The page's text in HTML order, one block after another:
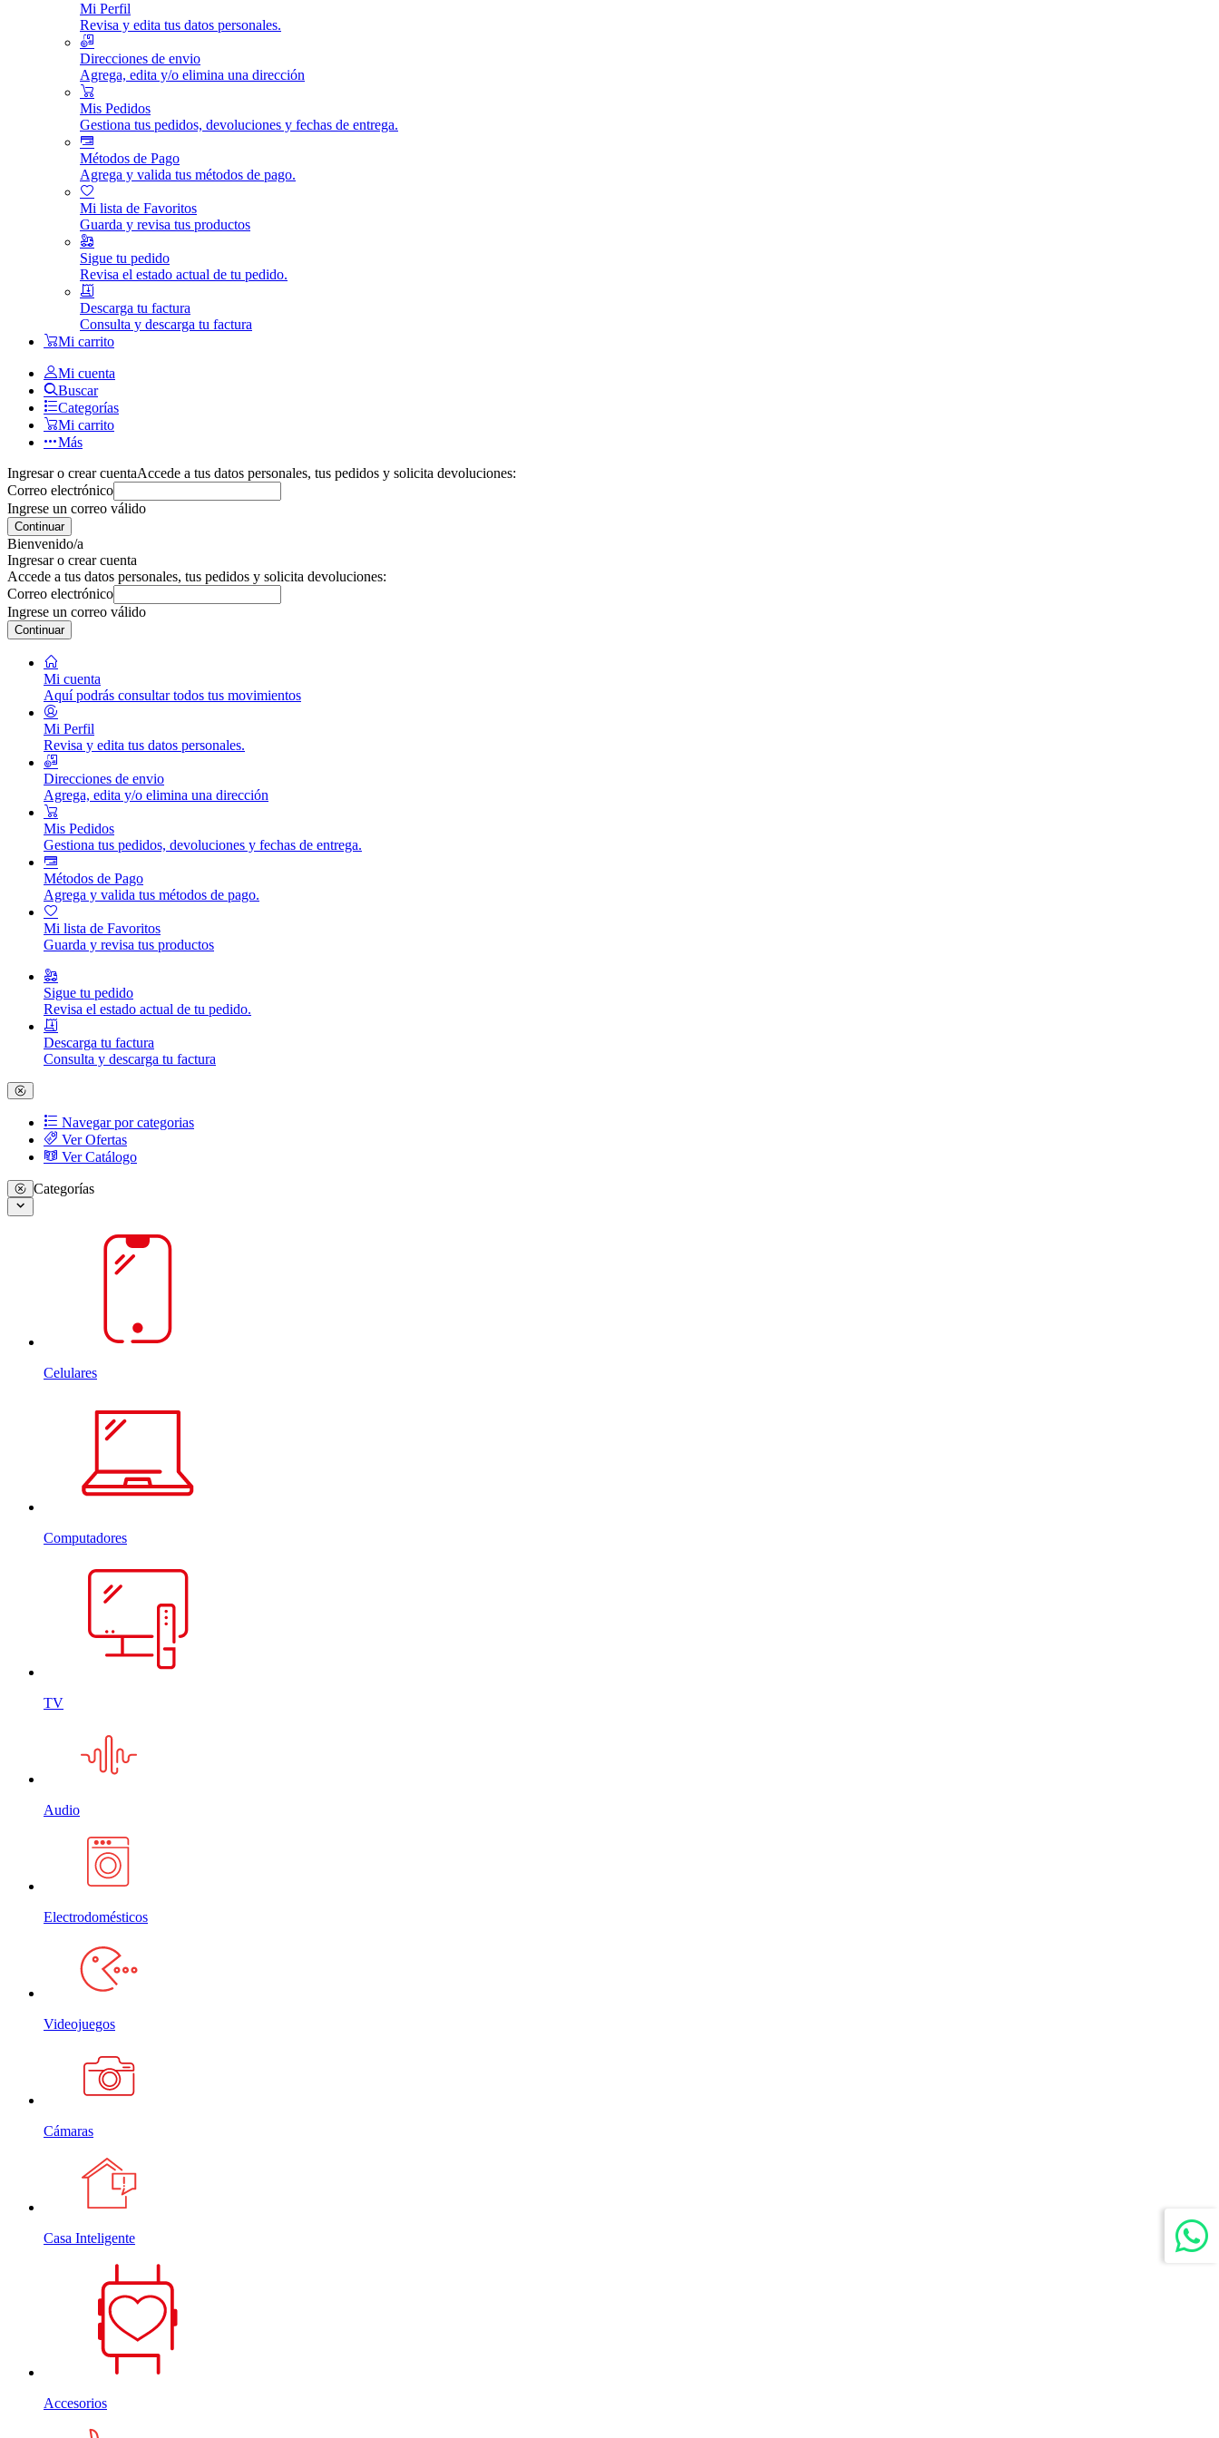
Mi Perfil
Revisa y edita tus datos personales.
Direcciones de envio
Agrega, edita y/o elimina una dirección
Mis Pedidos
Gestiona tus pedidos, devoluciones y fechas de entrega.
Métodos de Pago
Agrega y valida tus métodos de pago.
Mi lista de Favoritos
Guarda y revisa tus productos
Sigue tu pedido
Revisa el estado actual de tu pedido.
Descarga tu factura
Consulta y descarga tu factura
Mi carrito
Mi cuenta
Buscar
Categorías
Mi carrito
Más
Ingresar o crear cuentaAccede a tus datos personales, tus pedidos y solicita devoluciones:
Correo electrónico
Ingrese un correo válido
Continuar
Bienvenido/a
Ingresar o crear cuenta
Accede a tus datos personales, tus pedidos y solicita devoluciones:
Correo electrónico
Ingrese un correo válido
Continuar
Mi cuenta
Aquí podrás consultar todos tus movimientos
Mi Perfil
Revisa y edita tus datos personales.
Direcciones de envio
Agrega, edita y/o elimina una dirección
Mis Pedidos
Gestiona tus pedidos, devoluciones y fechas de entrega.
Métodos de Pago
Agrega y valida tus métodos de pago.
Mi lista de Favoritos
Guarda y revisa tus productos
Sigue tu pedido
Revisa el estado actual de tu pedido.
Descarga tu factura
Consulta y descarga tu factura
Navegar por categorias
Ver Ofertas
Ver Catálogo
Categorías
Celulares
Computadores
TV
Audio
Electrodomésticos
Videojuegos
Cámaras
Casa Inteligente
Accesorios